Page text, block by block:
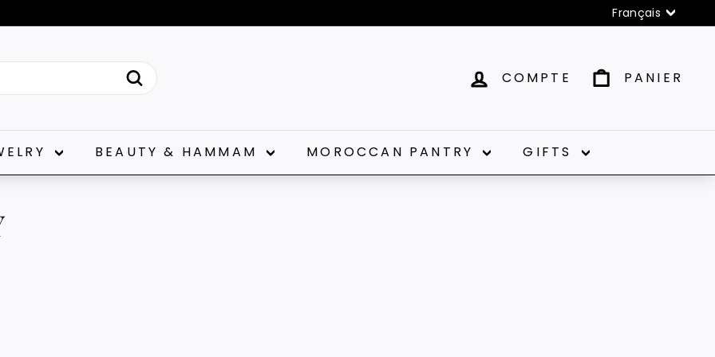
Diaporama
Langue
Français
Recherche
COMPTE PANIER
BEAUTY & HAMMAM MOROCCAN PANTRY GIFTS